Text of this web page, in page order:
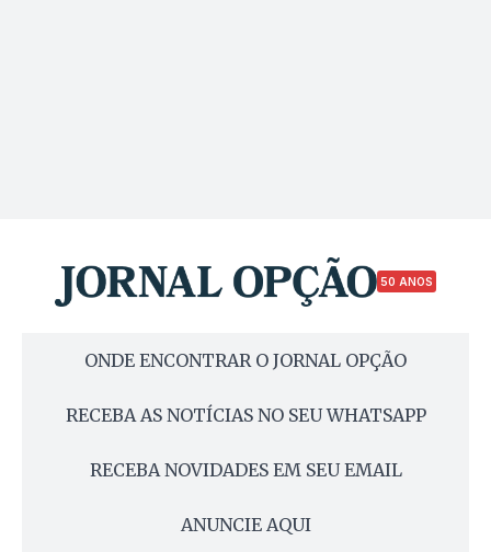
50 ANOS
ONDE ENCONTRAR O JORNAL OPÇÃO
RECEBA AS NOTÍCIAS NO SEU WHATSAPP
RECEBA NOVIDADES EM SEU EMAIL
ANUNCIE AQUI